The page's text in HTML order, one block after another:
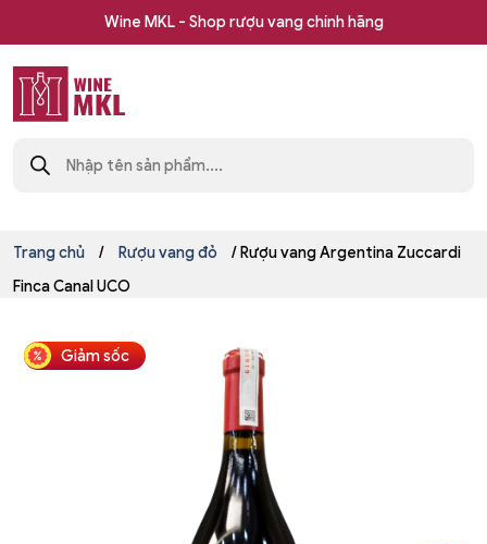
Wine MKL - Shop rượu vang chính hãng
rượu
vang
Wine
kiếm
sản
Trang chủ / Rượu vang đỏ
/ Rượu vang Argentina Zuccardi
Finca Canal UCO
Giảm sốc